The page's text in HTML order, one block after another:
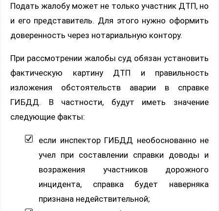
Подать жалобу может не только участник ДТП, но
и его представитель. Для этого нужно оформить
доверенность через нотариальную контору.
При рассмотрении жалобы суд обязан установить
фактическую картину ДТП и правильность
изложения обстоятельств аварии в справке
ГИБДД. В частности, будут иметь значение
следующие факты:
если инспектор ГИБДД необоснованно не
учел при составлении справки доводы и
возражения участников дорожного
инцидента, справка будет наверняка
признана недействительной;